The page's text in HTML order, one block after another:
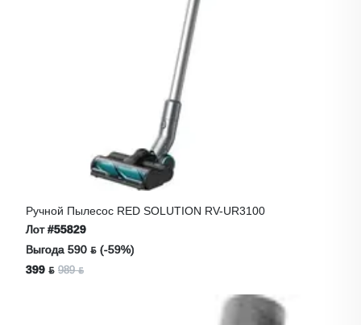
Ручной Пылесос RED SOLUTION RV-UR3100
Лот#55829
Выгода 590 ƃ (-59%)
399 ƃ 989 ƃ